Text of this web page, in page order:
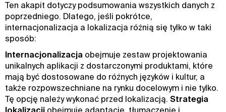
Ten akapit dotyczy podsumowania wszystkich danych z
poprzedniego. Dlatego, jeśli pokrótce,
internacjonalizacja a lokalizacja różnią się tylko w taki
sposób:
Internacjonalizacja obejmuje zestaw projektowania
unikalnych aplikacji z dostarczonymi produktami, które
mają być dostosowane do różnych języków i kultur, a
także rozpowszechniane na rynku docelowym i nie tylko.
Tę opcję należy wykonać przed lokalizacją. Strategia
lokalizacji obejmuje adaptację, tłumaczenie i